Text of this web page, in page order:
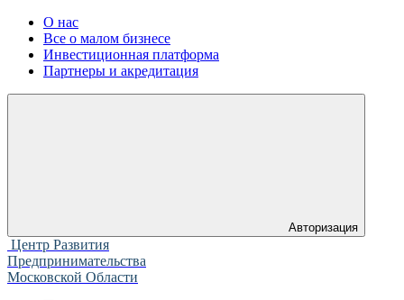
О нас
Все о малом бизнесе
Инвестиционная платформа
Партнеры и акредитация
Авторизация
Центр Развития
Предпринимательства
Московской Области